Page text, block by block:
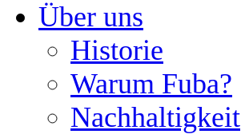
Über uns
Historie
Warum Fuba?
Nachhaltigkeit